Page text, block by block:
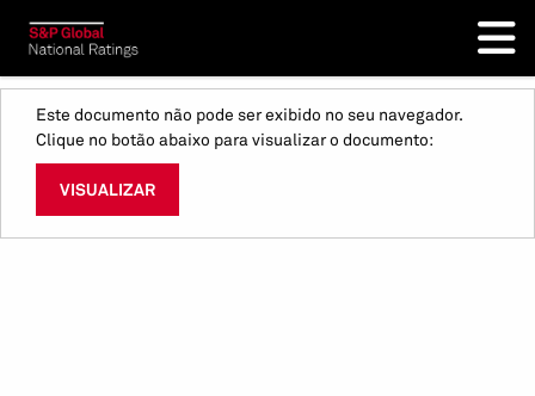
Este documento não pode ser exibido no seu navegador.
Clique no botão abaixo para visualizar o documento:
VISUALIZAR